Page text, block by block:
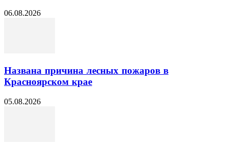
06.08.2026
Названа причина лесных пожаров в
Красноярском крае
05.08.2026